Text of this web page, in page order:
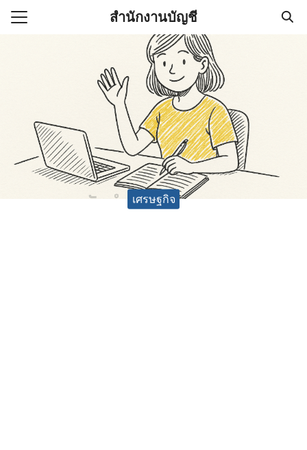
Skip
สำนักงานบัญชี
ช่วยสำคัญในการบริหาร
เศรษฐกิจ